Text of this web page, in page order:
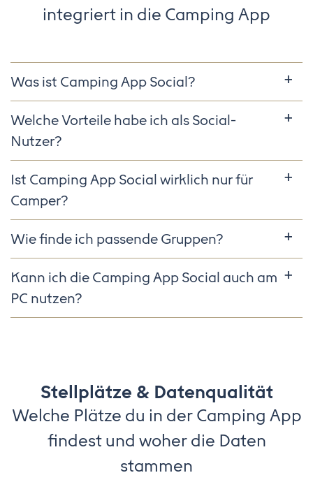
integriert in die Camping App
Was ist Camping App Social?
Welche Vorteile habe ich als Social-
Nutzer?
Ist Camping App Social wirklich nur für
Camper?
Wie finde ich passende Gruppen?
Kann ich die Camping App Social auch am
PC nutzen?
Stellplätze & Datenqualität
Welche Plätze du in der Camping App
findest und woher die Daten
stammen